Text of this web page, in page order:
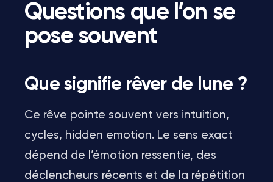
Questions que l’on se
pose souvent
Que signifie rêver de lune ?
Ce rêve pointe souvent vers intuition,
cycles, hidden emotion. Le sens exact
dépend de l’émotion ressentie, des
déclencheurs récents et de la répétition